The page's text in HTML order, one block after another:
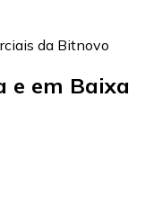
da Bitnovo
e em Baixa